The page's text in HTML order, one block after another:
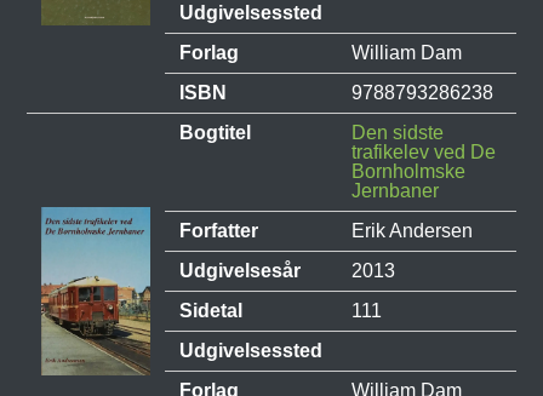
Udgivelsessted
Forlag
William Dam
ISBN
9788793286238
Bogtitel
Den sidste
trafikelev ved De
Bornholmske
Jernbaner
Forfatter
Erik Andersen
Udgivelsesår
2013
Sidetal
111
Udgivelsessted
Forlag
William Dam